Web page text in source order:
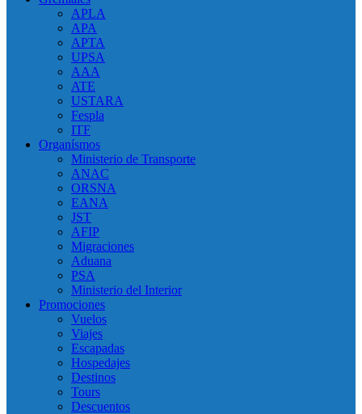
APLA
APA
APTA
UPSA
AAA
ATE
USTARA
Fespla
ITF
Organísmos
Ministerio de Transporte
ANAC
ORSNA
EANA
JST
AFIP
Migraciones
Aduana
PSA
Ministerio del Interior
Promociones
Vuelos
Viajes
Escapadas
Hospedajes
Destinos
Tours
Descuentos